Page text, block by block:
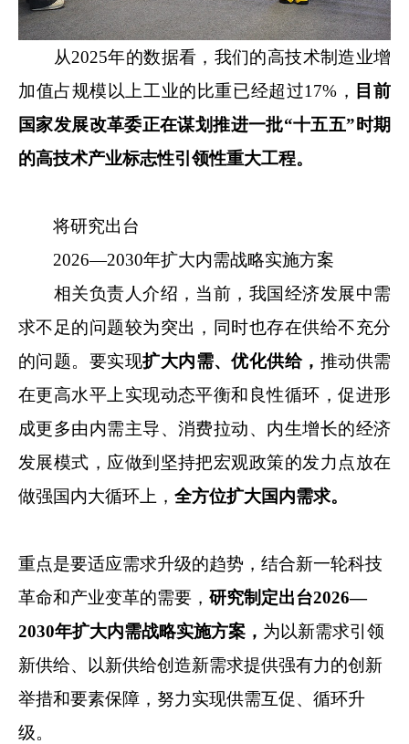
从2025年的数据看，我们的高技术制造业增
加值占规模以上工业的比重已经超过17%， 目前
国家发展改革委正在谋划推进一批“十五五”时期
的高技术产业标志性引领性重大工程。
将研究出台
2026—2030年扩大内需战略实施方案
相关负责人介绍，当前，我国经济发展中需
求不足的问题较为突出，同时也存在供给不充分
的问题。要实现扩大内需、优化供给， 推动供需
在更高水平上实现动态平衡和良性循环，促进形
成更多由内需主导、消费拉动、内生增长的经济
发展模式，应做到坚持把宏观政策的发力点放在
做强国内大循环上， 全方位扩大国内需求。
重点是要适应需求升级的趋势，结合新一轮科技
革命和产业变革的需要， 研究制定出台2026—
2030年扩大内需战略实施方案， 为以新需求引领
新供给、以新供给创造新需求提供强有力的创新
举措和要素保障，努力实现供需互促、循环升
级。